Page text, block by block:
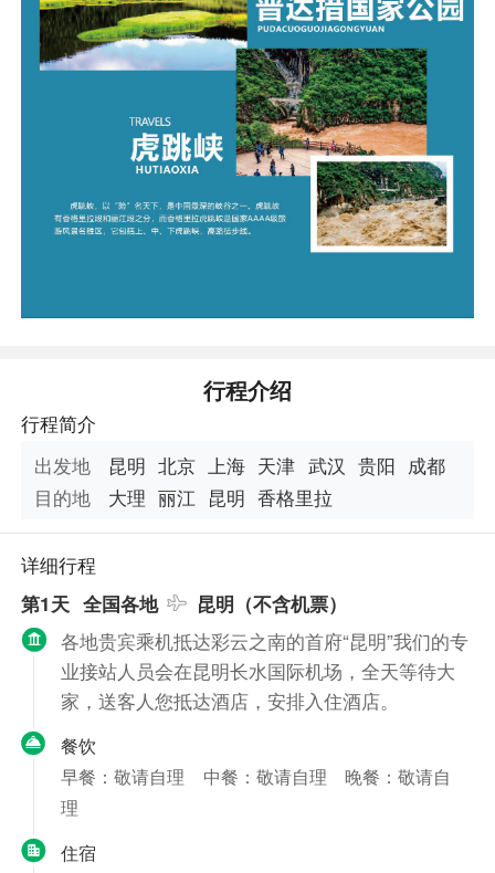
行程介绍
行程简介
出发地
昆明 北京 上海 天津 武汉 贵阳 成都
目的地
大理 丽江 昆明 香格里拉
详细行程
第1天 全国各地 昆明（不含机票）
各地贵宾乘机抵达彩云之南的首府“昆明”我们的专
业接站人员会在昆明长水国际机场，全天等待大
家，送客人您抵达酒店，安排入住酒店。
餐饮
早餐：敬请自理
中餐：敬请自理
晚餐：敬请自
理
住宿